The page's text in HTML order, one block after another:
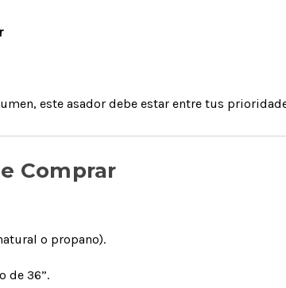
este asador debe estar entre tus
Comprar
o propano).
de 36”.